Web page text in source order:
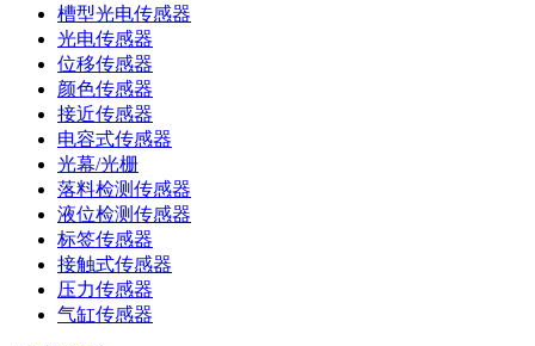
槽型光电传感器
光电传感器
位移传感器
颜色传感器
接近传感器
电容式传感器
光幕/光栅
落料检测传感器
液位检测传感器
标签传感器
接触式传感器
压力传感器
气缸传感器